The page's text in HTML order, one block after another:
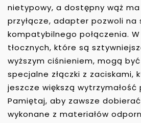
nietypowy, a dostępny wąż
przyłącze, adapter pozwoli na
kompatybilnego połączenia.
tłocznych, które są
wyższym ciśnieniem, mogą
specjalne złączki z zaciskami,
jeszcze większą wytrzymałość
Pamiętaj, aby zawsze
wykonane z materiałów